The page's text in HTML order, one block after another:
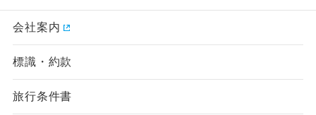
会社案内
標識・約款
旅行条件書